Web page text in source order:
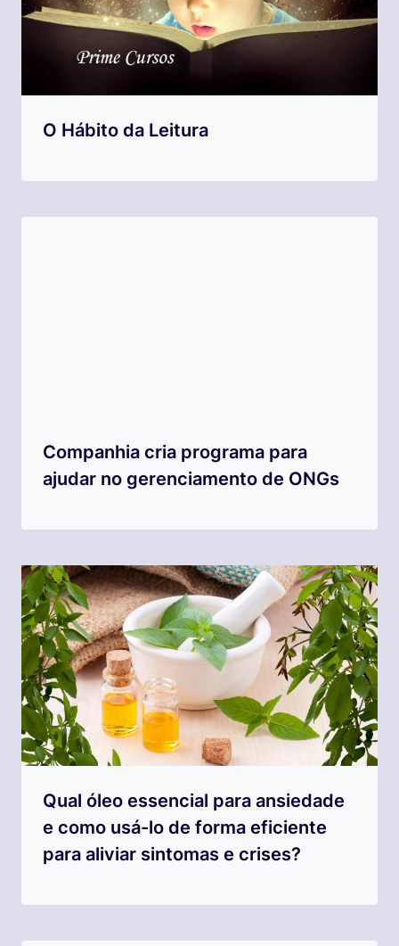
O Hábito da Leitura
Companhia cria programa para
ajudar no gerenciamento de ONGs
Qual óleo essencial para ansiedade
e como usá-lo de forma eficiente
para aliviar sintomas e crises?